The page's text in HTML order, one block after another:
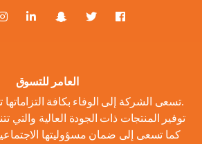
العامر للتسوق
.تسعى الشركة إلى الوفاء بكافة
توفير المنتجات ذات الجودة العالية والتي
كما تسعى إلى ضمان مسؤوليتها